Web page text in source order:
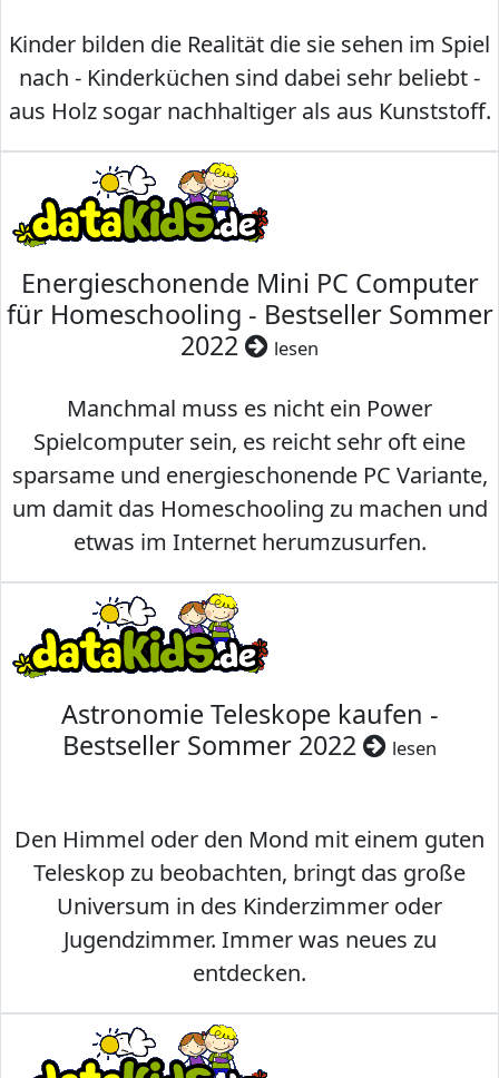
Kinder bilden die Realität die sie sehen im Spiel
nach - Kinderküchen sind dabei sehr beliebt -
aus Holz sogar nachhaltiger als aus Kunststoff.
Energieschonende Mini PC Computer
für Homeschooling - Bestseller Sommer
2022
lesen
Manchmal muss es nicht ein Power
Spielcomputer sein, es reicht sehr oft eine
sparsame und energieschonende PC Variante,
um damit das Homeschooling zu machen und
etwas im Internet herumzusurfen.
Astronomie Teleskope kaufen -
Bestseller Sommer 2022
lesen
Den Himmel oder den Mond mit einem guten
Teleskop zu beobachten, bringt das große
Universum in des Kinderzimmer oder
Jugendzimmer. Immer was neues zu
entdecken.